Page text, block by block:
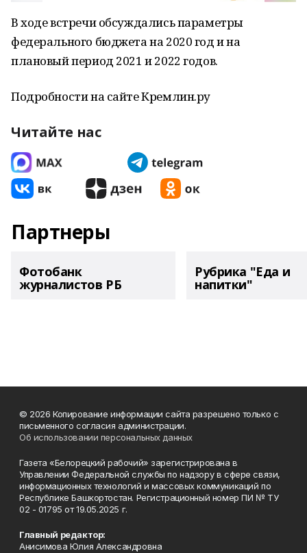
В ходе встречи обсуждались параметры
федерального бюджета на 2020 год и на
плановый период 2021 и 2022 годов.
Подробности на сайте Кремлин.ру
Читайте нас
Партнеры
Фотобанк
журналистов РБ
Рубрика "Еда и
напитки"
© 2026 Копирование информации сайта разрешено только с
письменного согласия администрации.
Об использовании персональных данных
Газета «Белорецкий рабочий» зарегистрирована в
Управлении Федеральной службы по надзору в сфере связи,
информационных технологий и массовых коммуникаций по
Республике Башкортостан. Регистрационный номер ПИ № ТУ
02 - 01795 от 19.05.2025 г.
Главный редактор:
Анисимова Юлия Александровна